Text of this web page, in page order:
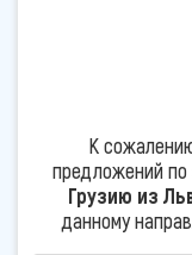
К
предложений по
Грузию из
данному